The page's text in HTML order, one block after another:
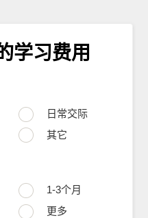
学习费用
日常交际
其它
1-3个月
更多